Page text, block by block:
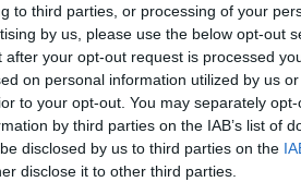
to third parties, or processing of your
by us, please use the below opt-out
your opt-out request is processed
on personal information utilized by us
to your opt-out. You may separately
by third parties on the IAB’s list of
disclosed by us to third parties on the
disclose it to other third parties.
1001
1392
0
1
1
Kom ihåg mig
Glömt ditt lösenord?
Få ny aktiveringslänk
Betapet är gratis!